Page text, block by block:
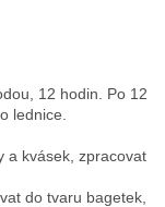
12 hodin. Po 12
lednice.
a kvásek, zpracovat
do tvaru bagetek,